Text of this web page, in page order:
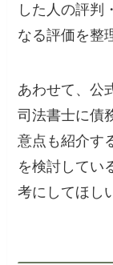
した人の評判
なる評価を整
あわせて、公
司法書士に債
意点も紹介す
を検討してい
考にしてほし